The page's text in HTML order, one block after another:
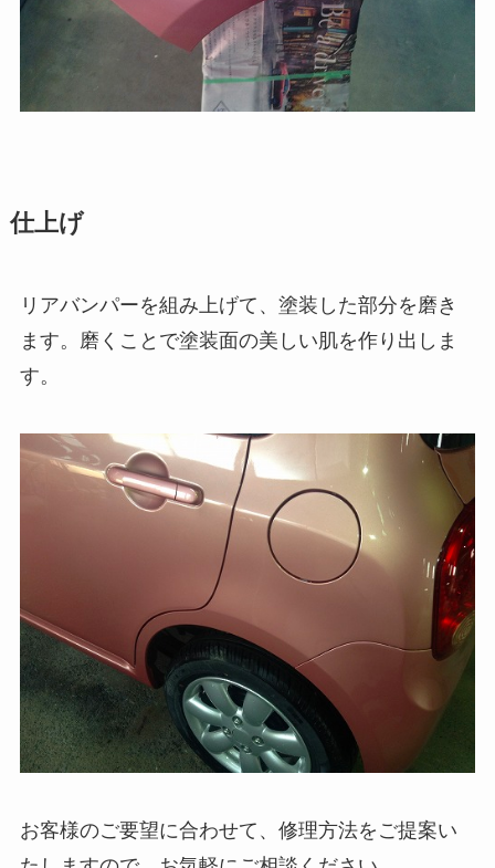
仕上げ
リアバンパーを組み上げて、塗装した部分を磨き
ます。磨くことで塗装面の美しい肌を作り出しま
す。
お客様のご要望に合わせて、修理方法をご提案い